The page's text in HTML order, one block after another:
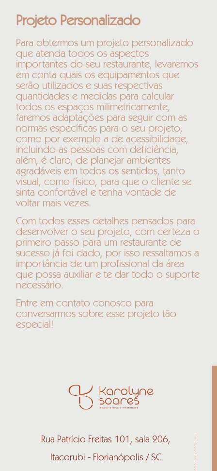
Projeto Personalizado
Para obtermos um projeto personalizado
que atenda todos os aspectos
importantes do seu restaurante, levaremos
em conta quais os equipamentos que
serão utilizados e suas respectivas
quantidades e medidas para calcular
todos os espaços milimetricamente,
faremos adaptações para seguir com as
normas específicas para o seu projeto,
como por exemplo a de acessibilidade,
incluindo as pessoas com deficiência,
além, é claro, de planejar ambientes
agradáveis em todos os sentidos, tanto
visual, como físico, para que o cliente se
sinta confortável e tenha vontade de
voltar mais vezes.
Com todos esses detalhes pensados para
desenvolver o seu projeto, com certeza o
primeiro passo para um restaurante de
sucesso já foi dado, por isso ressaltamos a
importância de um profissional da área
que possa auxiliar e te dar todo o suporte
necessário.
Entre em contato conosco para
conversarmos sobre esse projeto tão
especial!
Rua Patrício Freitas 101, sala 206,
Itacorubi - Florianópolis / SC